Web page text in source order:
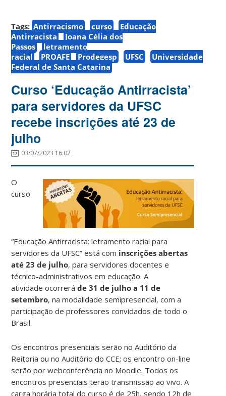
Tags: Antirracismo curso
Educação
Antirracista
Joana Célia dos
Passos
letramento
racial
PROAFE Prodegesp UFSC
Universidade
Federal de Santa Catarina
Curso ‘Educação Antirracista’
para servidores da UFSC
recebe inscrições até 23 de
julho
03/07/2023 16:02
O
curso
“Educação Antirracista: letramento racial para
servidores da UFSC” está com inscrições abertas
até 23 de julho, para servidores docentes e
técnico-administrativos em educação. A
atividade ocorreráde 31 de julho a 11 de
setembro, na modalidade semipresencial,com a
participação de professores convidados de todo o
Brasil.
Os encontros presenciais serão no Auditório da
Reitoria ou no Auditório do CCE; os encontro on-line
serão por webconferência no Moodle. Todos os
encontros presenciais terão transmissão ao vivo. A
carga horária total do curso é de 25h, sendo 12h de